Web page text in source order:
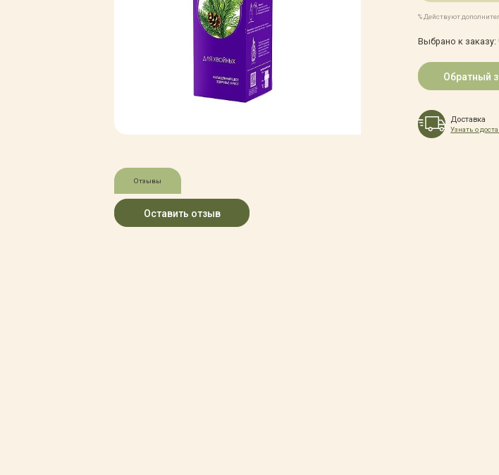
Экостория
Товары для сада
Грунты, удобрения, отсыпка
Зимние товары
Крупномеры
Консультации специалистов
Полезные советы
Возврат и замена
Оплата
Гарантии
Автополив
% Действуют
Выбрано к заказу:
Обратный
Доставка
Узнать о
Отзывы
Оставить отзыв